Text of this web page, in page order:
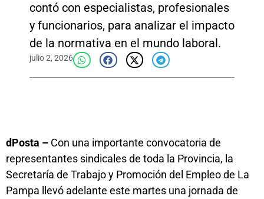
contó con especialistas, profesionales
y funcionarios, para analizar el impacto
de la normativa en el mundo laboral.
julio 2, 2026
dPosta – Con una importante convocatoria de
representantes sindicales de toda la Provincia, la
Secretaría de Trabajo y Promoción del Empleo de La
Pampa llevó adelante este martes una jornada de